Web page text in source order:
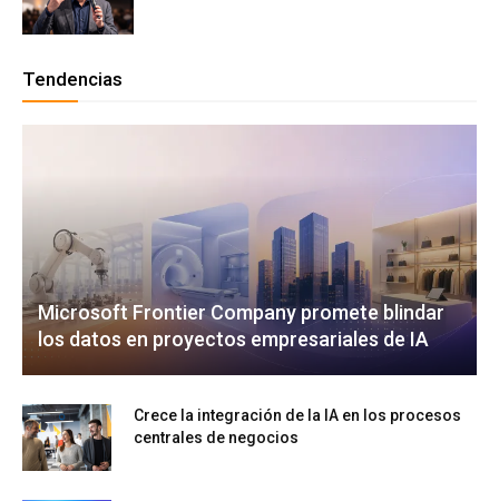
Tendencias
Microsoft Frontier Company promete blindar
los datos en proyectos empresariales de IA
Crece la integración de la IA en los procesos
centrales de negocios